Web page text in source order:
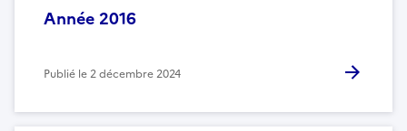
Année 2016
Publié le2 décembre 2024